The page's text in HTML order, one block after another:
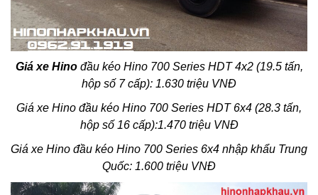
Giá xe Hinođầu kéo Hino 700 Series HDT 4x2 (19.5 tấn,
hộp số 7 cấp): 1.630 triệu VNĐ
Giá xe Hino đầu kéo Hino 700 Series HDT 6x4 (28.3 tấn,
hộp số 16 cấp):1.470 triệu VNĐ
Giá xe Hino đầu kéo Hino 700 Series 6x4 nhập khẩu Trung
Quốc: 1.600 triệu VNĐ